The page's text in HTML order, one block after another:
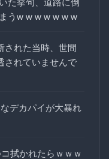
うw w w w w w w
された当時、世間
されていませんで
デカパイが大暴れ
拭かれたらｗｗｗ